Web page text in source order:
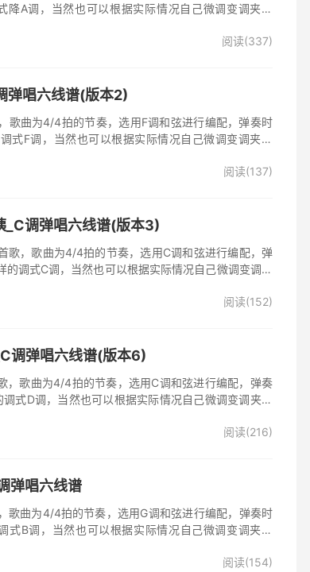
降A调，当然也可以根据实际情况自己微调变调夹品
阅读(337)
弹唱六线谱(版本2)
歌曲为4/4拍的节奏，选用F调和弦进行编配，弹奏时
式F调，当然也可以根据实际情况自己微调变调夹品
。本吉他谱根据原版F调指法编配，完整的前奏、间奏
阅读(137)
_C调弹唱六线谱(版本3)
歌，歌曲为4/4拍的节奏，选用C调和弦进行编配，弹
调式C调，当然也可以根据实际情况自己微调变调夹
吉他谱，完整的前奏、间奏、尾奏solo编配，精编完美
阅读(152)
调弹唱六线谱(版本6)
，歌曲为4/4拍的节奏，选用C调和弦进行编配，弹奏
式D调，当然也可以根据实际情况自己微调变调夹品
阅读(216)
弹唱六线谱
歌曲为4/4拍的节奏，选用G调和弦进行编配，弹奏时
式B调，当然也可以根据实际情况自己微调变调夹品
阅读(154)